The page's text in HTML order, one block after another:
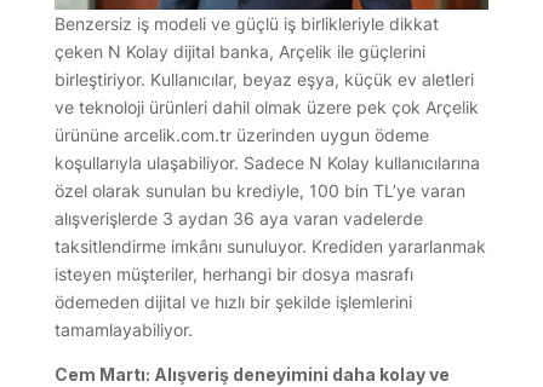
Benzersiz iş modeli ve güçlü iş birlikleriyle dikkat
çeken N Kolay dijital banka, Arçelik ile güçlerini
birleştiriyor. Kullanıcılar, beyaz eşya, küçük ev aletleri
ve teknoloji ürünleri dahil olmak üzere pek çok Arçelik
ürününe arcelik.com.tr üzerinden uygun ödeme
koşullarıyla ulaşabiliyor. Sadece N Kolay kullanıcılarına
özel olarak sunulan bu krediyle, 100 bin TL’ye varan
alışverişlerde 3 aydan 36 aya varan vadelerde
taksitlendirme imkânı sunuluyor. Krediden yararlanmak
isteyen müşteriler, herhangi bir dosya masrafı
ödemeden dijital ve hızlı bir şekilde işlemlerini
tamamlayabiliyor.
Cem Martı: Alışveriş deneyimini daha kolay ve